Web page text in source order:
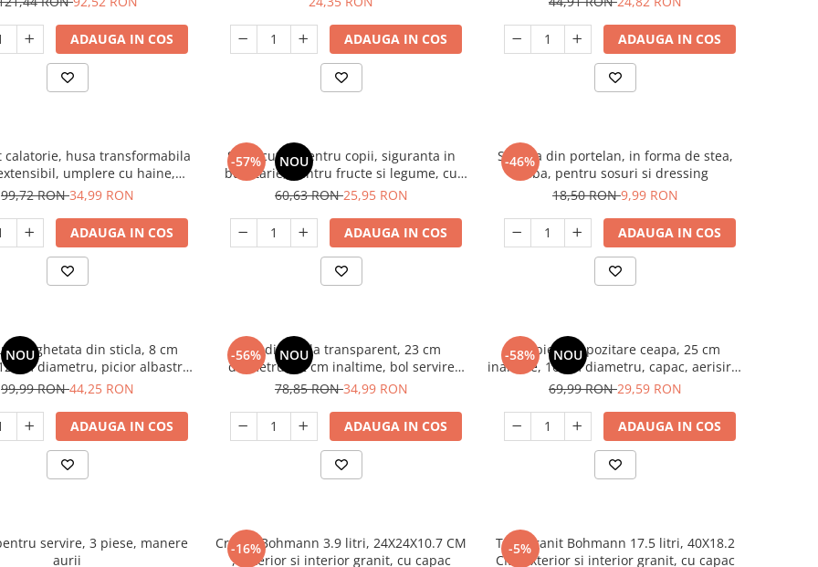
ADAUGA IN COS ADAUGA IN COS ADAUGA IN COS
calatorie, husa transformabila
umplere cu haine,
Lycra, fara umplutura
99,72 RON34,99 RON
ADAUGA IN COS
-57% NOU
Set 5 cutite pentru copii, siguranta in
bucatarie, pentru fructe si legume, cu
cutit din lemn antitaiere, model Dinozaur
60,63 RON25,95 RON
ADAUGA IN COS
-46%
Sosiera din portelan, in forma de stea,
alba, pentru sosuri si dressing
18,50 RON9,99 RON
ADAUGA IN COS
NOUinghetata din sticla, 8 cm
cm diametru, picior albastru,
inghetata, fructe, transparent
99,99 RON44,25 RON
ADAUGA IN COS
-56% NOU
Bol din sticla transparent, 23 cm
diametru, 12 cm inaltime, bol servire
salata, fructe, desert, multifunctional
78,85 RON34,99 RON
ADAUGA IN COS
-58% NOU
Recipient depozitare ceapa, 25 cm
inaltime, 16 cm diametru, capac, aerisire,
depozitare legume, bucatarie
69,99 RON29,59 RON
ADAUGA IN COS
servire, 3 piese, manere
aurii
-16%
Cratita Bohmann 3.9 litri, 24X24X10.7 CM
, exterior si interior granit, cu capac
-5%
Tuci Granit Bohmann 17.5 litri, 40X18.2
CM, exterior si interior granit, cu capac